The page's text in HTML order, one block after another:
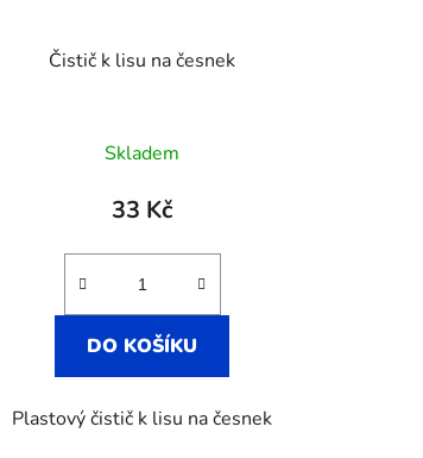
Čistič k lisu na česnek
Skladem
33 Kč
DO KOŠÍKU
Plastový čistič k lisu na česnek